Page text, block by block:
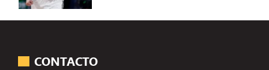
CONTACTO